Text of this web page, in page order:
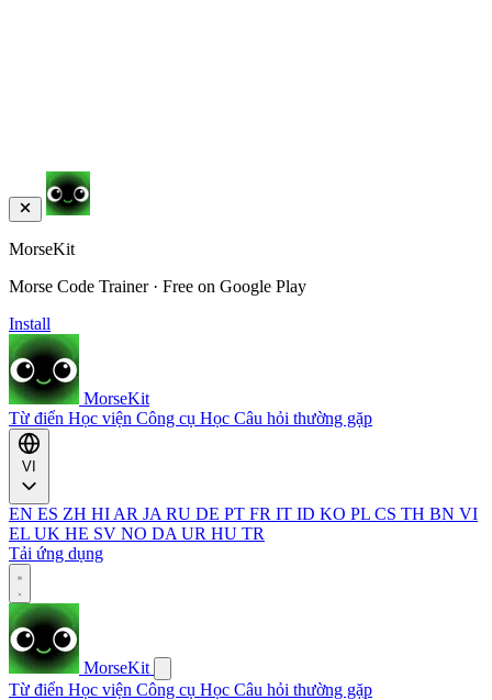
MorseKit
Morse Code Trainer · Free on Google Play
Install
MorseKit
Từ điển Học viện Công cụ Học Câu hỏi thường gặp
EN ES ZH HI AR JA RU DE PT FR IT ID KO PL CS TH BN VI
EL UK HE SV NO DA UR HU TR
Tải ứng dụng
MorseKit
Từ điển Học viện Công cụ Học Câu hỏi thường gặp